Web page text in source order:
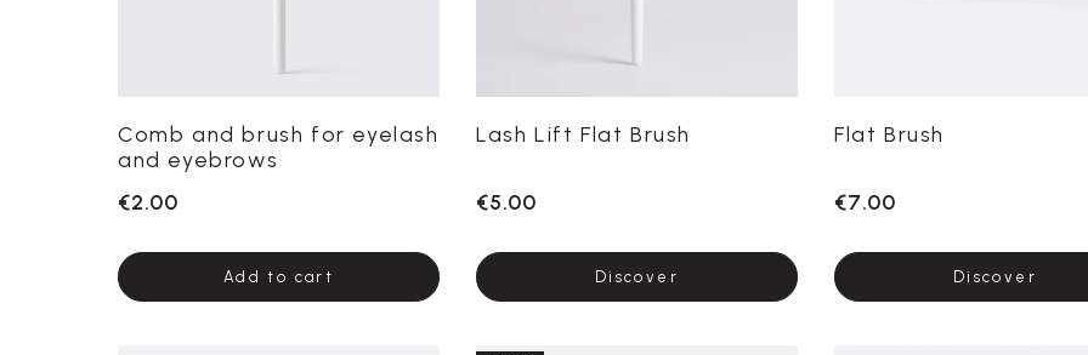
Comb and brush for eyelash
and eyebrows
€2.00
Add to cart
Lash Lift Flat Brush
€5.00
Discover
Flat Brush
€7.00
Discover